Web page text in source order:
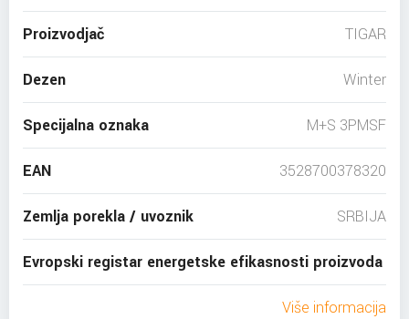
Proizvodjač TIGAR
Dezen Winter
Specijalna oznaka M+S 3PMSF
EAN 3528700378320
Zemlja porekla / uvoznik SRBIJA
Evropski registar energetske efikasnosti proizvoda
Više informacija